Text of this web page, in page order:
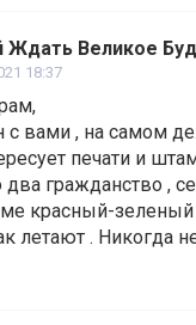
Ждать Великое
18:37
с вами , на самом
печати и
два гражданство ,
красный-зеленый
летают . Никогда